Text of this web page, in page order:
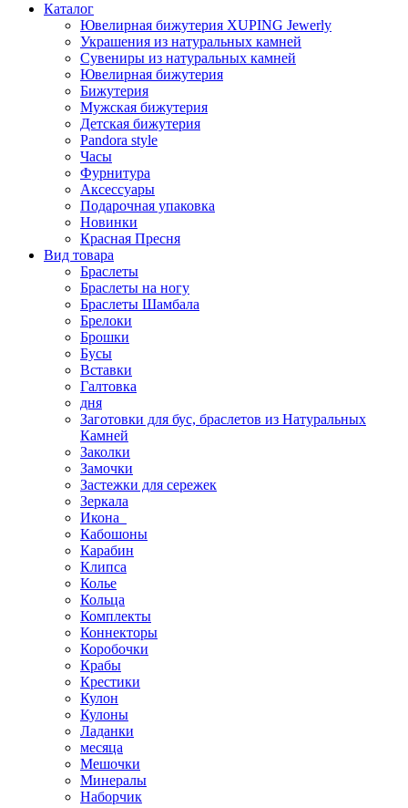
Каталог
Ювелирная бижутерия XUPING Jewerly
Украшения из натуральных камней
Сувениры из натуральных камней
Ювелирная бижутерия
Бижутерия
Мужская бижутерия
Детская бижутерия
Pandora style
Часы
Фурнитура
Аксеcсуары
Подарочная упаковка
Новинки
Красная Пресня
Вид товара
Браслеты
Браслеты на ногу
Браслеты Шамбала
Брелоки
Брошки
Бусы
Вставки
Галтовка
дня
Заготовки для бус, браслетов из Натуральных
Камней
Заколки
Замочки
Застежки для сережек
Зеркала
Икона
Кабошоны
Карабин
Клипса
Колье
Кольца
Комплекты
Коннекторы
Коробочки
Крабы
Крестики
Кулон
Кулоны
Ладанки
месяца
Мешочки
Минералы
Наборчик